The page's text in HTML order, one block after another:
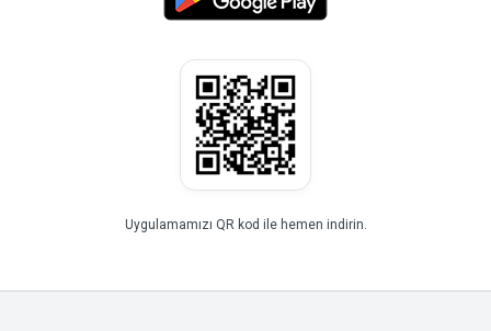
Uygulamamızı QR kod ile hemen indirin.